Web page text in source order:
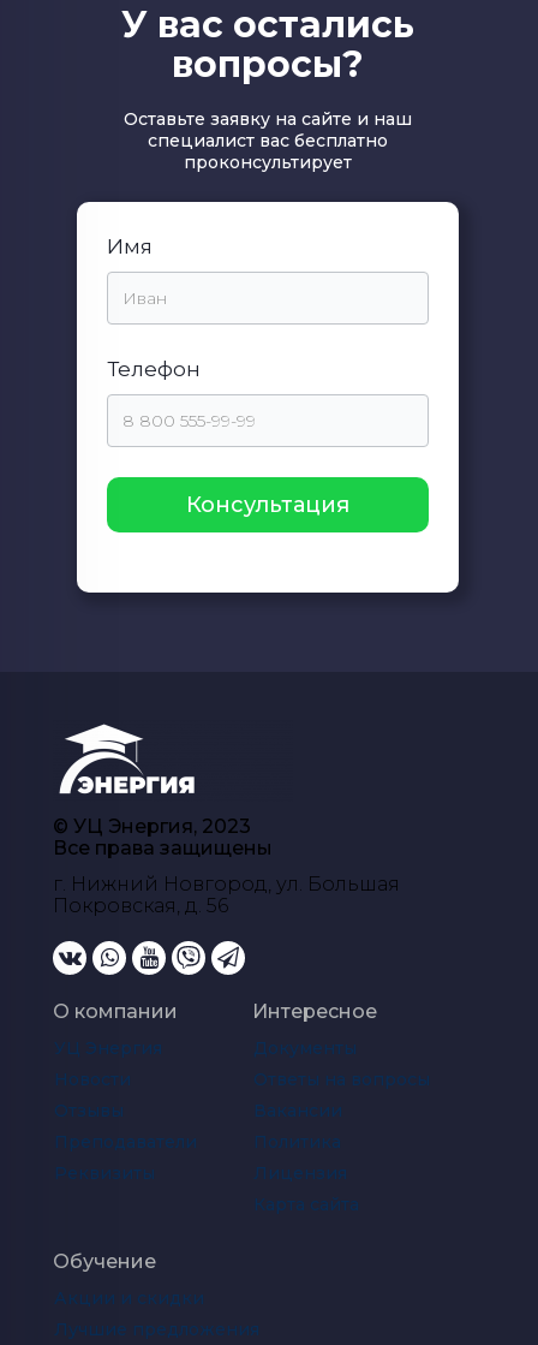
У вас остались
вопросы?
Оставьте заявку на сайте и наш
специалист вас бесплатно
проконсультирует
Имя
Телефон
© УЦ Энергия, 2023
Все права защищены
г. Нижний Новгород, ул. Большая
Покровская, д. 56
Интересное
Документы
Ответы на вопросы
Вакансии
Политика
Лицензия
Карта сайта
О компании
УЦ Энергия
Новости
Отзывы
Преподаватели
Реквизиты
Обучение
Акции и скидки
Лучшие предложения